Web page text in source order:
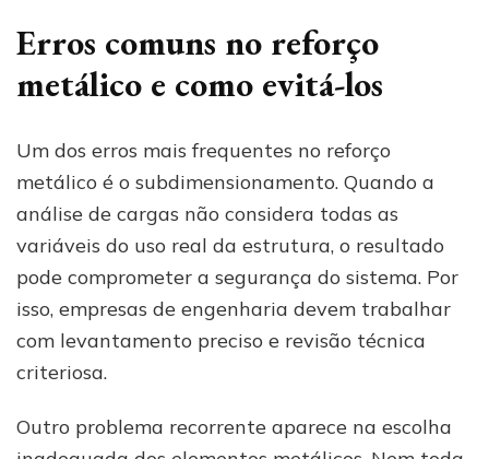
Erros comuns no reforço
metálico e como evitá-los
Um dos erros mais frequentes no reforço
metálico é o subdimensionamento. Quando a
análise de cargas não considera todas as
variáveis do uso real da estrutura, o resultado
pode comprometer a segurança do sistema. Por
isso, empresas de engenharia devem trabalhar
com levantamento preciso e revisão técnica
criteriosa.
Outro problema recorrente aparece na escolha